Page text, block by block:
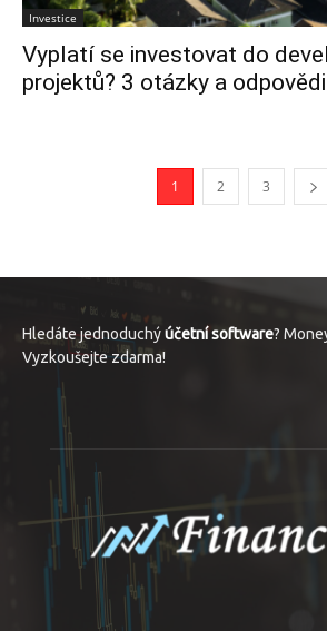
Investice
Vyplatí se investovat do
projektů? 3 otázky a odpovědi
1 2 3
Hledáte jednoduchýúčetní software?
Vyzkoušejte zdarma!